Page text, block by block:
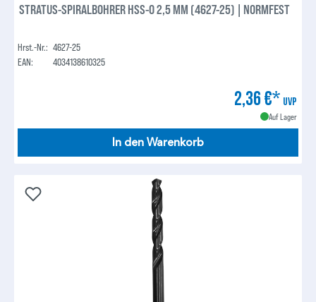
STRATUS-SPIRALBOHRER HSS-O 2,5 MM (4627-25) | NORMFEST
Hrst.-Nr.: 4627-25
EAN:
4034138610325
2,36 €* UVP
Auf Lager
In den Warenkorb